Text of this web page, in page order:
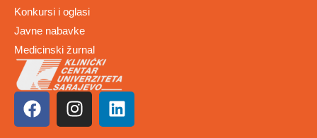
Konkursi i oglasi
Javne nabavke
Medicinski žurnal